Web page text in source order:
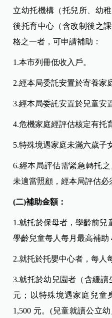
立幼托機構（托兒所、幼
後托育中心（含改制後之
格之一者，可申請補助：
1.本市列冊低收入戶。
2.經本局委託安置於寄養家
3.經本局委託安置於兒童安
4.危機家庭經評估核定有托
5.特殊境遇家庭未滿六歲子
6.經本局評估需緊急轉托
未適當照顧，經本局評估必
(二)補助金額：
1.就托於保母者，學齡前兒
學齡兒童每人每月最高補助
2.就托於托嬰中心者，每人
3.就托於幼兒園者（含緩讀
元；以特殊境遇家庭兒童
1,500 元。(兒童就讀公立